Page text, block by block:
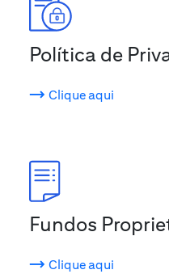
Política de
Clique aqui
Fundos
Clique aqui